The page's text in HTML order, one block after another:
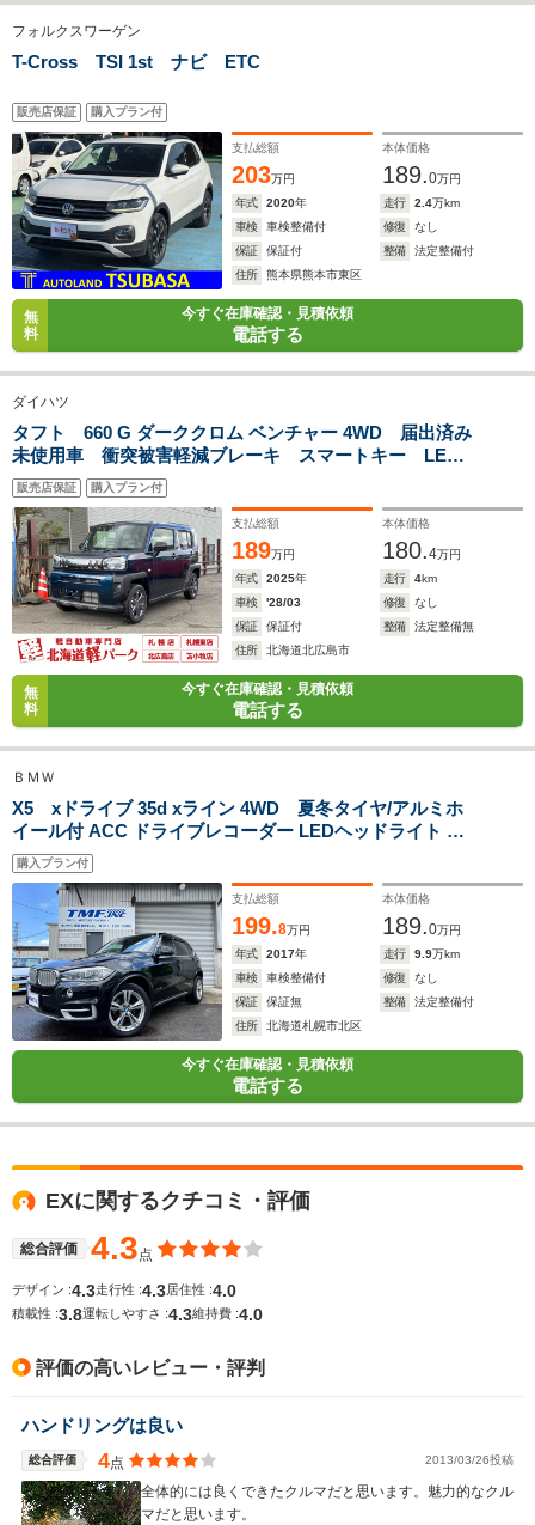
フォルクスワーゲン
T-Cross TSI 1st ナビ ETC
販売店保証 購入プラン付
支払総額
203万円
本体価格
189.0万円
年式
2020年 走行 2.4万km
車検
車検整備付 修復
なし
保証
保証付 整備
法定整備付
住所
熊本県熊本市東区
無
料
今すぐ在庫確認・見積依頼
電話する
ダイハツ
タフト 660 G ダーククロム ベンチャー 4WD 届出済み
未使用車 衝突被害軽減ブレーキ スマートキー LED
ヘッドライト LEDフォグランプ アダプティブクルー
ズコントロール オートライト オートハイビーム 電
子パーキングブレーキ 純正バックカメラ
販売店保証 購入プラン付
支払総額
189万円
本体価格
180.4万円
年式
2025年 走行 4km
車検
'28/03 修復
なし
保証
保証付 整備
法定整備無
住所
北海道北広島市
無
料
今すぐ在庫確認・見積依頼
電話する
ＢＭＷ
X5 xドライブ 35d xライン 4WD 夏冬タイヤ/アルミホ
イール付 ACC ドライブレコーダー LEDヘッドライト サ
ンルーフ パワーテールゲート 純正ナビ TV Bluetooth バ
ックカメラ ETC 障害物センサー ブラックレザーシート
パワーシート
購入プラン付
支払総額
199.8万円
本体価格
189.0万円
年式
2017年 走行 9.9万km
車検
車検整備付 修復
なし
保証
保証無 整備
法定整備付
住所
北海道札幌市北区
今すぐ在庫確認・見積依頼
電話する
EXに関するクチコミ・評価
総合評価 4.3点
デザイン :4.3走行性 :4.3 居住性 :4.0
積載性 :3.8運転しやすさ :4.3維持費 :4.0
評価の高いレビュー・評判
ハンドリングは良い
総合評価 4点 2013/03/26投稿
全体的には良くできたクルマだと思います。魅力的なクル
マだと思います。